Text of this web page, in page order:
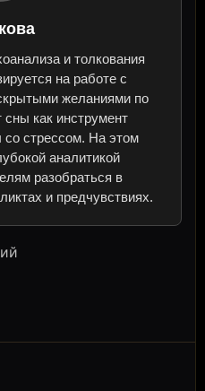
и толкования
на работе с
желаниями по
как инструмент
со стрессом. На этом
аналитикой
разобраться в
и предчувствиях.